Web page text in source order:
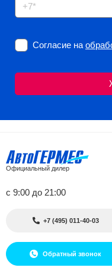
Согласие на
Официальный дилер
с 9:00 до 21:00
+7 (495) 011-40-03
Обратный звонок